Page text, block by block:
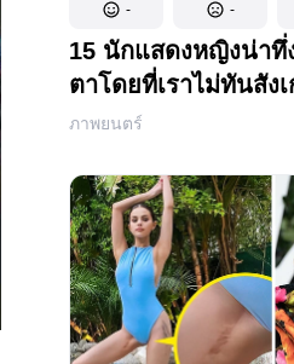
- -
15 นักแสดงหญิงน่า
ตาโดยที่เราไม่ทันสัง
ภาพยนตร์